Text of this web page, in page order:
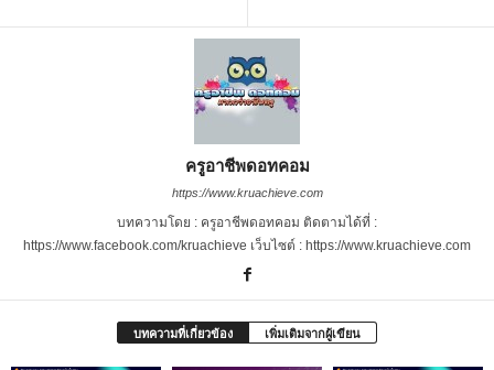
ครูอาชีพดอทคอม
https://www.kruachieve.com
บทความโดย : ครูอาชีพดอทคอม ติดตามได้ที่ :
https://www.facebook.com/kruachieve เว็บไซต์ : https://www.kruachieve.com
บทความที่เกี่ยวข้อง เพิ่มเติมจากผู้เขียน